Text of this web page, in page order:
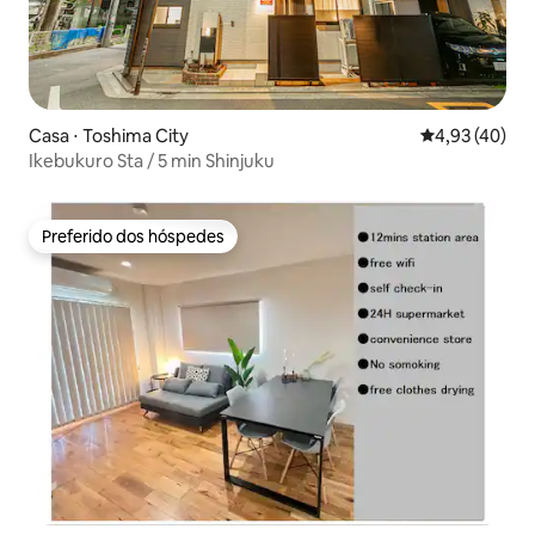
Casa ⋅ Toshima City 4,93 de uma
4,93 (40)
Ikebukuro Sta / 5 min Shinjuku
Preferido dos hóspedes
Preferido dos hóspedes